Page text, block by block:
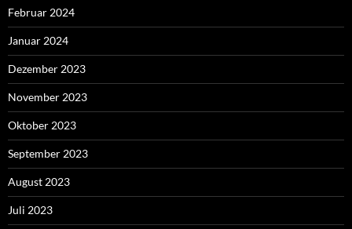
Februar 2024
Januar 2024
Dezember 2023
November 2023
Oktober 2023
September 2023
August 2023
Juli 2023